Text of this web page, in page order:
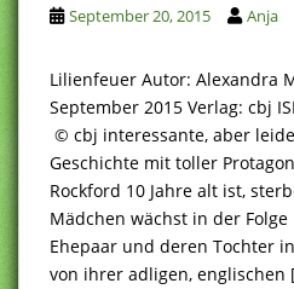
September 20, 2015 Anja
Lilienfeuer Autor: Alexandra
September 2015 Verlag: cbj
© cbj interessante, aber
Geschichte mit toller
Rockford 10 Jahre alt ist,
Mädchen wächst in der
Ehepaar und deren Tochter
von ihrer adligen, englischen